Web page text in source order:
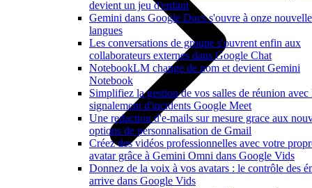
devient un jeu d'enfant
Gemini dans Google Docs s'ouvre à onze
langues
Les conversations de groupe s'ouvrent enfin aux
collaborateurs externes dans Google Chat
NotebookLM change de nom et devient Gemini
Notebook
Simplifiez la gestion de vos salles de réunion avec
signalement d'incidents Google Meet
Une redaction d'e-mails sur mesure grace aux
options de personnalisation de Gmail
Créez des vidéos professionnelles avec votre
avatar grâce à Gemini Omni dans Google Vids
Donnez de la voix à vos avatars : le contrôle des
arrive dans Google Vids